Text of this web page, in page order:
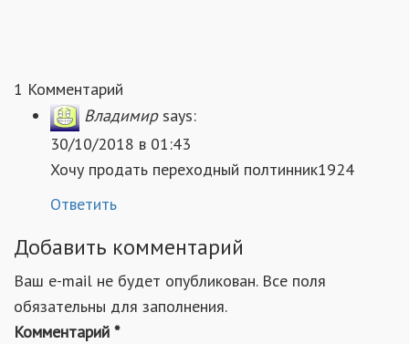
1 Комментарий
Владимир says:
30/10/2018 в 01:43
Хочу продать переходный полтинник1924
Ответить
Добавить комментарий
Ваш e-mail не будет опубликован. Все поля
обязательны для заполнения.
Комментарий *